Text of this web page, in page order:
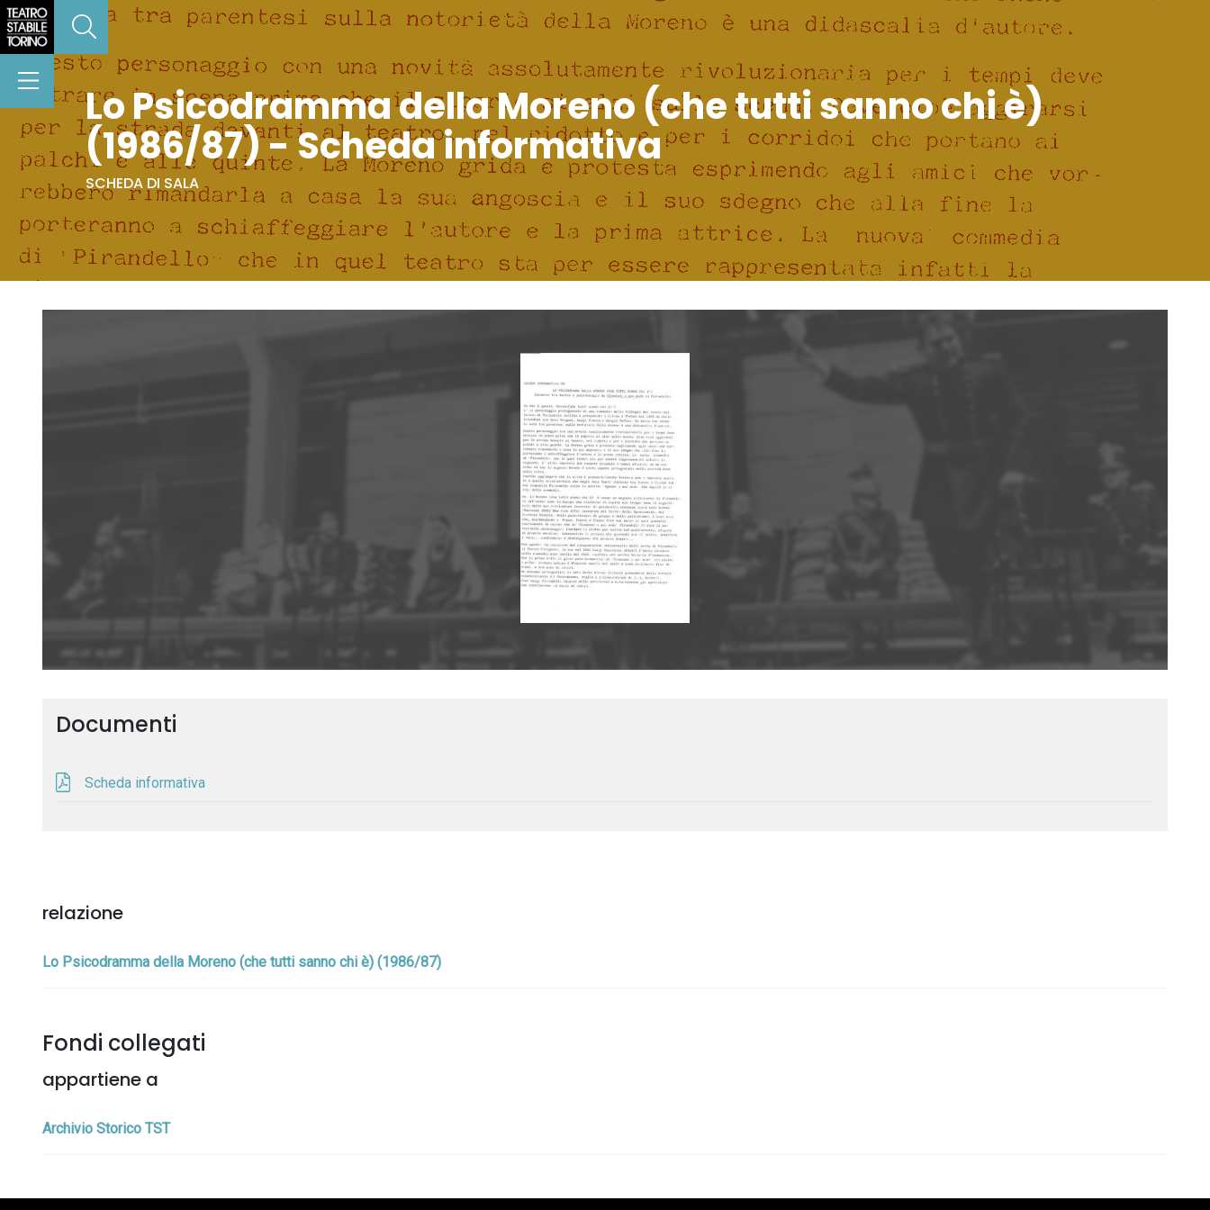
Lo Psicodramma della Moreno (che tutti sanno chi è)
(1986/87) - Scheda informativa
SCHEDA DI SALA
Documenti
Scheda informativa
relazione
Lo Psicodramma della Moreno (che tutti sanno chi è) (1986/87)
Fondi collegati
appartiene a
Archivio Storico TST